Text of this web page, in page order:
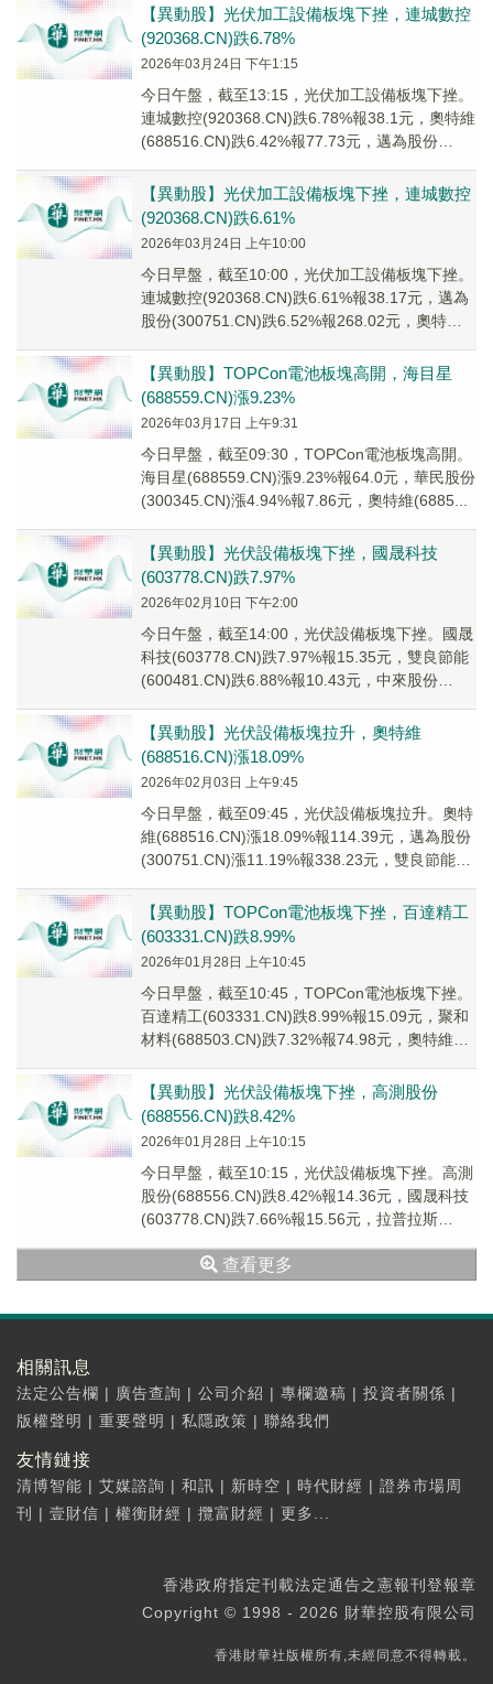
【異動股】光伏加工設備板塊下挫，連城數控
(920368.CN)跌6.78%
2026年03月24日 下午1:15
今日午盤，截至13:15，光伏加工設備板塊下挫。
連城數控(920368.CN)跌6.78%報38.1元，奧特維
(688516.CN)跌6.42%報77.73元，邁為股份
【異動股】光伏加工設備板塊下挫，連城數控
(920368.CN)跌6.61%
2026年03月24日 上午10:00
今日早盤，截至10:00，光伏加工設備板塊下挫。
連城數控(920368.CN)跌6.61%報38.17元，邁為
股份(300751.CN)跌6.52%報268.02元，奧特維
【異動股】TOPCon電池板塊高開，海目星
(688559.CN)漲9.23%
2026年03月17日 上午9:31
今日早盤，截至09:30，TOPCon電池板塊高開。
海目星(688559.CN)漲9.23%報64.0元，華民股份
(300345.CN)漲4.94%報7.86元，奧特維(6885...
【異動股】光伏設備板塊下挫，國晟科技
(603778.CN)跌7.97%
2026年02月10日 下午2:00
今日午盤，截至14:00，光伏設備板塊下挫。國晟
科技(603778.CN)跌7.97%報15.35元，雙良節能
(600481.CN)跌6.88%報10.43元，中來股份
【異動股】光伏設備板塊拉升，奧特維
(688516.CN)漲18.09%
2026年02月03日 上午9:45
今日早盤，截至09:45，光伏設備板塊拉升。奧特
維(688516.CN)漲18.09%報114.39元，邁為股份
(300751.CN)漲11.19%報338.23元，雙良節能
【異動股】TOPCon電池板塊下挫，百達精工
(603331.CN)跌8.99%
2026年01月28日 上午10:45
今日早盤，截至10:45，TOPCon電池板塊下挫。
百達精工(603331.CN)跌8.99%報15.09元，聚和
材料(688503.CN)跌7.32%報74.98元，奧特維
【異動股】光伏設備板塊下挫，高測股份
(688556.CN)跌8.42%
2026年01月28日 上午10:15
今日早盤，截至10:15，光伏設備板塊下挫。高測
股份(688556.CN)跌8.42%報14.36元，國晟科技
(603778.CN)跌7.66%報15.56元，拉普拉斯
查看更多
相關訊息
法定公告欄 | 廣告查詢 | 公司介紹 | 專欄邀稿 | 投資者關係 |
版權聲明 | 重要聲明 | 私隱政策 | 聯絡我們
友情鏈接
清博智能 | 艾媒諮詢 | 和訊 | 新時空 | 時代財經 | 證券市場周
刊
| 壹財信 | 權衡財經 | 攬富財經 | 更多...
香港政府指定刊載法定通告之憲報刊登報章
Copyright © 1998 - 2026 財華控股有限公司
香港財華社版權所有,未經同意不得轉載。